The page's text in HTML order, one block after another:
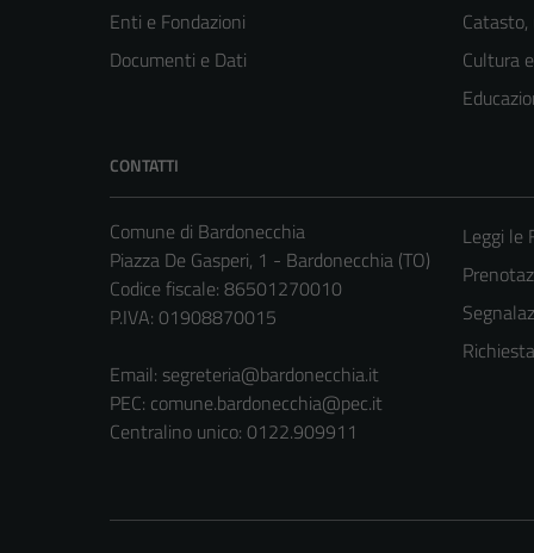
Enti e Fondazioni
Documenti e Dati
Catasto,
Cultura
CONTATTI
Comune di Bardonecchia
Piazza De Gasperi, 1 - Bardonecchia (TO)
Codice fiscale: 86501270010
P.IVA: 01908870015
Email: segreteria@bardonecchia.it
PEC: comune.bardonecchia@pec.it
Centralino unico: 0122.909911
Leggi le